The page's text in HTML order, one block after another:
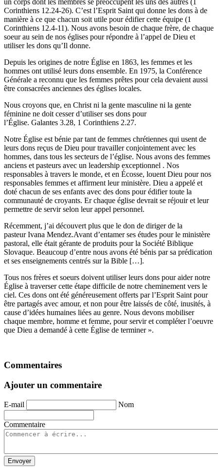
Corinthiens 12.24-26). C’est l’Esprit Saint qui donne les dons à de
manière à ce que chacun soit utile pour édifier cette équipe (1
Corinthiens 12.4-11). Nous avons besoin de chaque frère, de chaque
soeur au sein de nos églises pour répondre à l’appel de Dieu et
utiliser les dons qu’Il donne.
Depuis les origines de notre Église en 1863, les femmes et les
hommes ont utilisé leurs dons ensemble. En 1975, la Conférence
Générale a reconnu que les femmes prêtes pour cela devaient aussi
être consacrées anciennes des églises locales.
Nous croyons que, en Christ ni la gente masculine ni la gente
féminine ne doit cesser d’utiliser ses dons pour
l’Église. Galantes 3.28, 1 Corinthiens 2.27.
Notre Église est bénie par tant de femmes chrétiennes qui usent de
leurs dons reçus de Dieu pour travailler conjointement avec les
hommes, dans tous les secteurs de l’église. Nous avons des femmes
anciens et pasteurs avec un leadership exceptionnel . Nos
responsables à travers le monde, et en Écosse, louent Dieu pour nos
responsables femmes et affirment leur ministère. Dieu a appelé et
doté chacun de ses enfants avec des dons pour édifier toute la
communauté de croyants. Er chaque église devrait se réjouir et leur
permettre de servir selon leur appel personnel.
Récemment, j’ai découvert plus que le don de diriger de la
pasteur Ivana Mendez.Avant d’entamer ses études pour le ministère
pastoral, elle était gérante de produits pour la Société Biblique
Slovaque. Beaucoup d’entre nous avons été bénis par sa prédication
et ses enseignements centrés sur la Bible […].
Tous nos frères et soeurs doivent utiliser leurs dons pour aider notre
Église à traverser cette étape difficile de notre cheminement vers le
ciel. Ces dons ont été généreusement offerts par l’Esprit Saint pour
être partagés avec amour, et non pour être laissés de côté, inusités, à
cause d’idées humaines liées au genre. Nous devons mobiliser
chaque membre, homme et femme, pour servir et compléter l’oeuvre
que Dieu a demandé à cette Église de terminer ».
Commentaires
Ajouter un commentaire
E-mail Nom
Commentaire
Envoyer